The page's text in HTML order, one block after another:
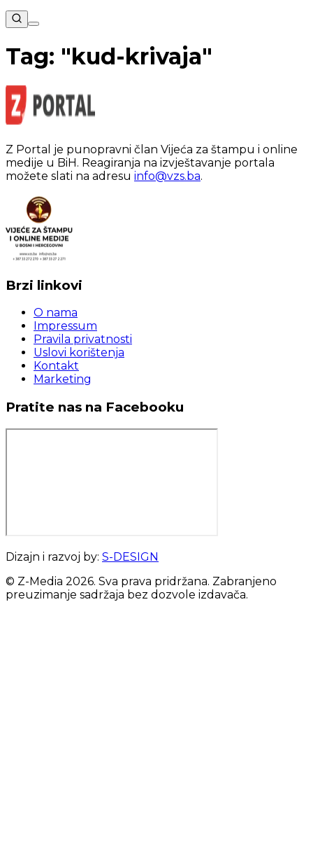
Tag: "kud-krivaja"
Z Portal je punopravni član Vijeća za štampu i online
medije u BiH. Reagiranja na izvještavanje portala
možete slati na adresu info@vzs.ba.
Brzi linkovi
O nama
Impressum
Pravila privatnosti
Uslovi korištenja
Kontakt
Marketing
Pratite nas na Facebooku
Dizajn i razvoj by: S-DESIGN
© Z-Media 2026. Sva prava pridržana. Zabranjeno
preuzimanje sadržaja bez dozvole izdavača.